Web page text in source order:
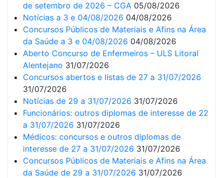
de setembro de 2026 – CGA 05/08/2026
Notícias a 3 e 04/08/2026 04/08/2026
Concursos Públicos de Materiais e Afins na Área
da Saúde a 3 e 04/08/2026 04/08/2026
Aberto Concurso de Enfermeiros – ULS Litoral
Alentejano 31/07/2026
Concursos abertos e listas de 27 a 31/07/2026
31/07/2026
Notícias de 29 a 31/07/2026 31/07/2026
Funcionários: outros diplomas de interesse de 22
a 31/07/2026 31/07/2026
Médicos: concursos e outros diplomas de
interesse de 27 a 31/07/2026 31/07/2026
Concursos Públicos de Materiais e Afins na Área
da Saúde de 29 a 31/07/2026 31/07/2026